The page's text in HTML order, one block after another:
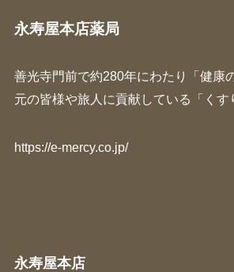
永寿屋本店薬局
善光寺門前で約280年にわたり「健康
元の皆様や旅人に貢献している「くす
https://e-mercy.co.jp/
永寿屋本店